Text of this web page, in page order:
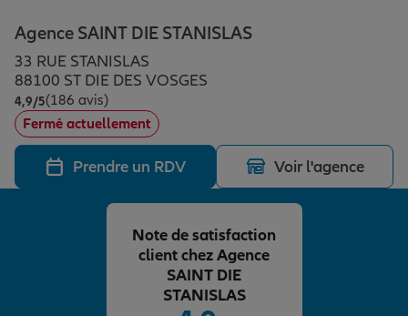
Assurance animal de compagnie
Protection juridique
Plan épargne retraite
Assurance vie
Placements financiers
Investissements immobiliers
Vos projets
Partir en vacances
Déménager
Conseil assurance
Agence SAINT DIE STANISLAS
33 RUE STANISLAS
88100 ST DIE DES VOSGES
4,9/5Note de 4.9 sur 5
(186 avis)
Fermé actuellement
Prendre un RDV Voir l'agence
Note de satisfaction
client chez Agence
SAINT DIE
STANISLAS